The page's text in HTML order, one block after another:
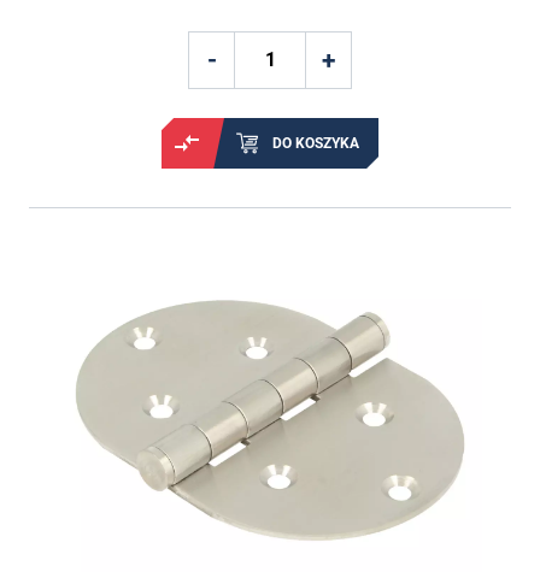
DO KOSZYKA